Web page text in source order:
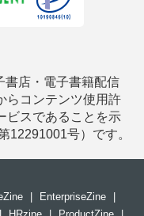
書店・電子書籍配信
らコンテンツ使用許
ビスであることを示
12291001号）です。
EnterpriseZine